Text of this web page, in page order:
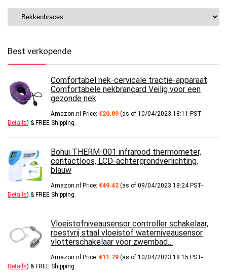
Best verkopende
Comfortabel nek-cervicale tractie-apparaat
Comfortabele nekbrancard Veilig voor een
gezonde nek
Amazon.nl Price: €20.09 (as of 10/04/2023 18:11 PST-
Details) & FREE Shipping
Bohui THERM-001 infrarood thermometer,
contactloos, LCD-achtergrondverlichting,
blauw
Amazon.nl Price: €49.42 (as of 09/04/2023 18:24 PST-
Details) & FREE Shipping
Vloeistofniveausensor controller schakelaar,
roestvrij staal vloeistof waterniveausensor
vlotterschakelaar voor zwembad…
Amazon.nl Price: €11.79 (as of 10/04/2023 18:15 PST-
Details) & FREE Shipping